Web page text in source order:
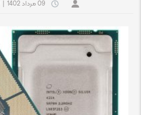
09 مرداد 1402